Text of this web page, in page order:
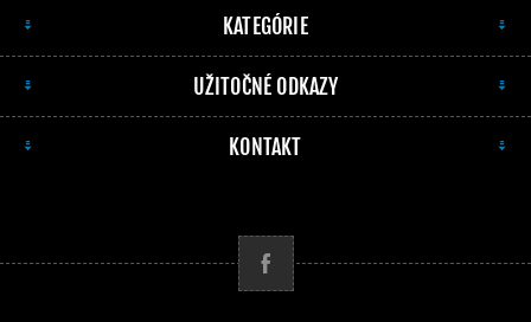
KATEGÓRIE
UŽITOČNÉ ODKAZY
KONTAKT